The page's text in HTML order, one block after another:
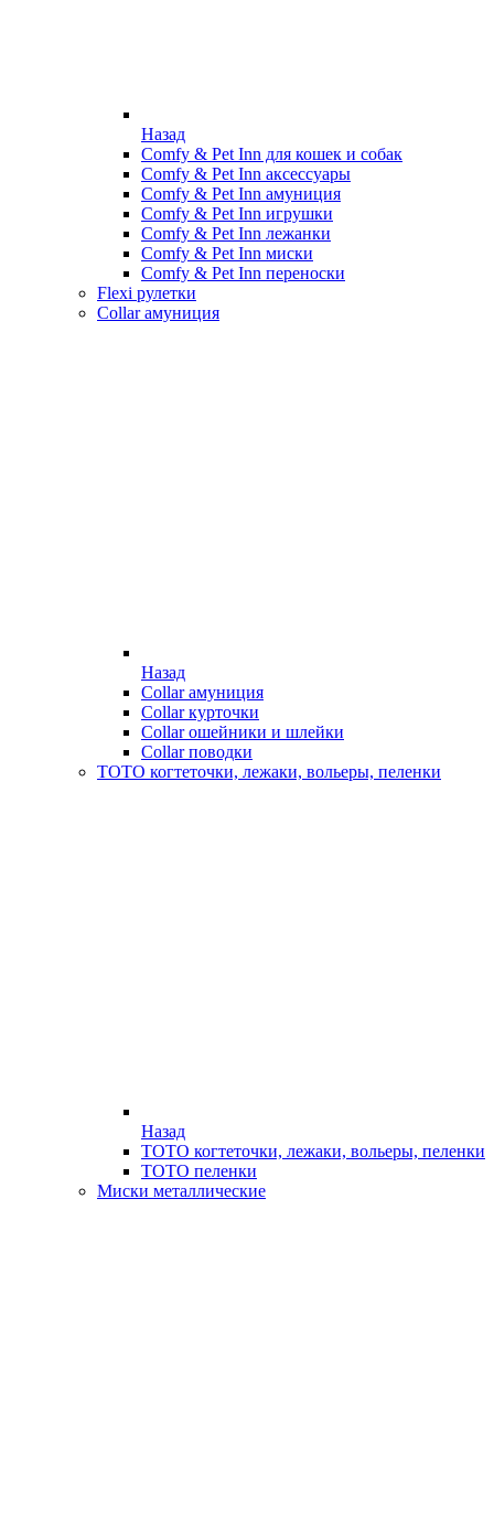
Назад
Comfy & Pet Inn для кошек и собак
Comfy & Pet Inn аксессуары
Comfy & Pet Inn амуниция
Comfy & Pet Inn игрушки
Comfy & Pet Inn лежанки
Comfy & Pet Inn миски
Comfy & Pet Inn переноски
Flexi рулетки
Collar амуниция
Назад
Collar амуниция
Collar курточки
Collar ошейники и шлейки
Collar поводки
ТОТО когтеточки, лежаки, вольеры, пеленки
Назад
ТОТО когтеточки, лежаки, вольеры, пеленки
ТОТО пеленки
Миски металлические